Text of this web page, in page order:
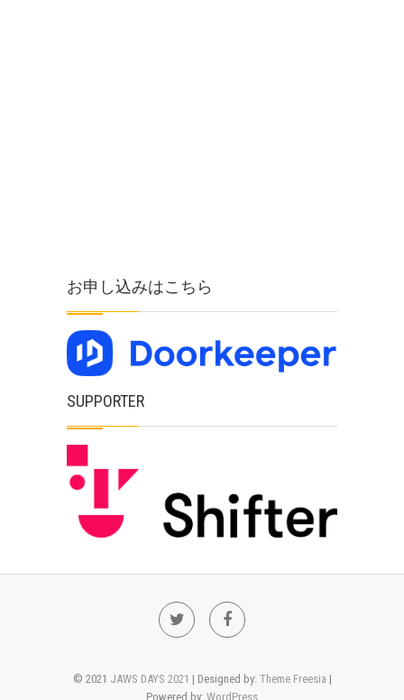
お申し込みはこちら
SUPPORTER
TwitterFacebook
© 2021 JAWS DAYS 2021 | Designed by: Theme Freesia |
Powered by: WordPress